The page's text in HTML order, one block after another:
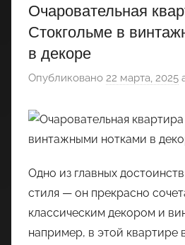
Очаровательная
Стокгольме в
в декоре
Опубликовано 22 марта, 2025
Одно из главных
стиля — он прекрасно
классическим декором и
например, в этой квартире